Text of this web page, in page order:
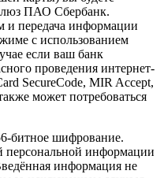
ПАО Сбербанк.
передача информации
с использованием
если ваш банк
проведения интернет-
SecureCode, MIR Accept,
может потребоваться
битное шифрование.
персональной информации
информация не